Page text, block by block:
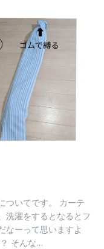
ついてです。 カーテ
洗濯をするとなるとフ
なーって思いますよ
そんな…